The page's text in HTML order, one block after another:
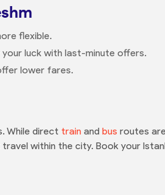
flexible.
luck with last-minute offers.
lower fares.
While direct train and bus routes
within the city. Book your